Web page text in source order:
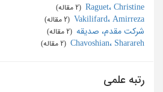
Raguet، Christine
Vakilifard، Amirreza
شرکت مقدم، صدیقه
Chavoshian، Sharareh
رتبه علمی